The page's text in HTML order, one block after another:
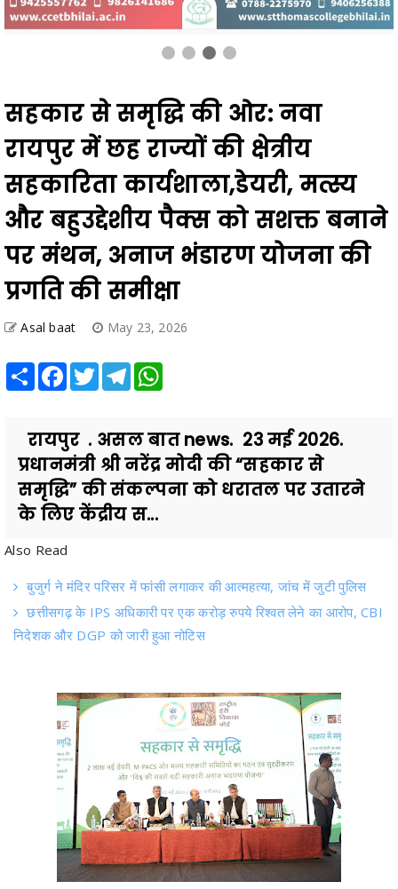
सहकार से समृद्धि की ओर: नवा
रायपुर में छह राज्यों की क्षेत्रीय
सहकारिता कार्यशाला,डेयरी, मत्स्य
और बहुउद्देशीय पैक्स को सशक्त बनाने
पर मंथन, अनाज भंडारण योजना की
प्रगति की समीक्षा
Asal baat May 23, 2026
Share Facebook
Twitter Telegram
रायपुर . असल बात news. 23 मई 2026.
प्रधानमंत्री श्री नरेंद्र मोदी की “सहकार से
समृद्धि” की संकल्पना को धरातल पर उतारने
के लिए केंद्रीय स...
Also Read
बुजुर्ग ने मंदिर परिसर में फांसी लगाकर की आत्महत्या, जांच में जुटी पुलिस
छत्तीसगढ़ के IPS अधिकारी पर एक करोड़ रुपये रिश्वत लेने का आरोप, CBI
निदेशक और DGP को जारी हुआ नोटिस